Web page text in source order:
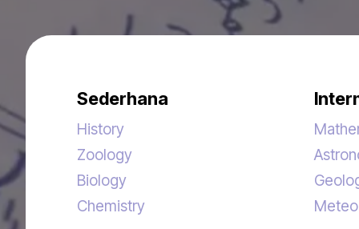
Sederhana
History
Zoology
Biology
Chemistry